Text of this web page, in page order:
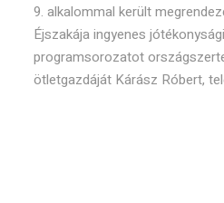
9. alkalommal került
Éjszakája ingyenes
programsorozatot
ötletgazdáját Kárász Róbert,